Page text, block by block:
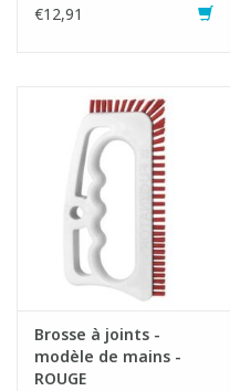
Mentions de danger:
€12,91
Brosse à joints -
modèle de mains -
ROUGE